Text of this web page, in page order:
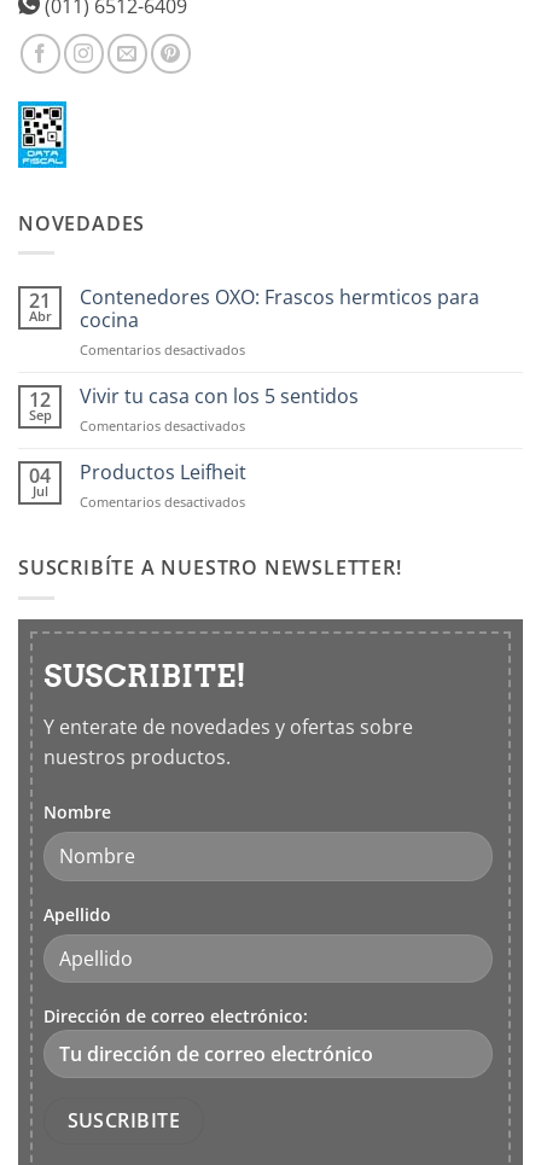
(011) 6512-6409
NOVEDADES
21
Abr
Contenedores OXO: Frascos hermticos para
cocina
Comentarios desactivadosen
OXO:
hermticos
cocina
12
Sep
Vivir tu casa con los 5 sentidos
Comentarios desactivadosen
tu
con
sentidos
04
Jul
Productos Leifheit
Comentarios desactivadosen
SUSCRIBÍTE A NUESTRO NEWSLETTER!
SUSCRIBITE!
Y enterate de novedades y ofertas sobre
nuestros productos.
Nombre
Apellido
Dirección de correo electrónico: